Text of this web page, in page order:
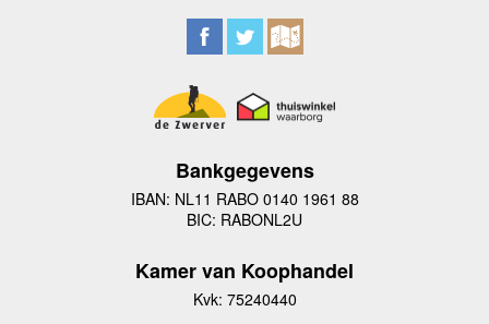
Bankgegevens
IBAN: NL11 RABO 0140 1961 88
BIC: RABONL2U
Kamer van Koophandel
Kvk: 75240440